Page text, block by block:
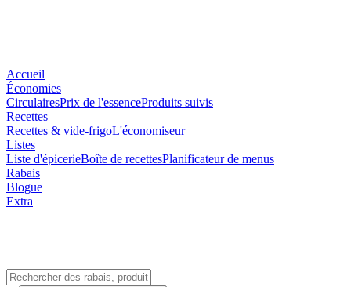
Accueil
Économies
CirculairesPrix de l'essenceProduits suivis
Recettes
Recettes & vide-frigoL'économiseur
Listes
Liste d'épicerieBoîte de recettesPlanificateur de menus
Rabais
Blogue
Extra